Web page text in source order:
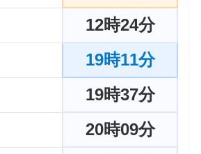
12時24分
19時11分
19時37分
20時09分